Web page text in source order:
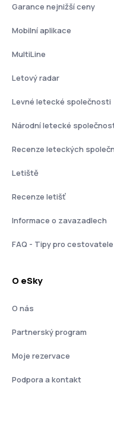
Garance nejnižší ceny
Mobilní aplikace
MultiLine
Letový radar
Levné letecké společnosti
Národní letecké
Recenze leteckých
Letiště
Recenze letišť
Informace o zavazadlech
FAQ - Tipy pro cestovatele
O eSky
O nás
Partnerský program
Moje rezervace
Podpora a kontakt